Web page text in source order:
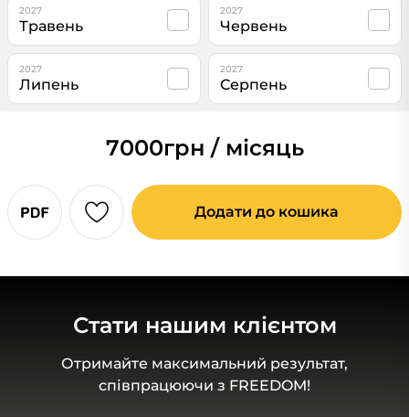
2027
Травень
2027
Червень
2027
Липень
2027
Серпень
7000грн / місяць
Додати до кошика
Стати нашим клієнтом
Отримайте максимальний результат,
співпрацюючи з FREEDOM!